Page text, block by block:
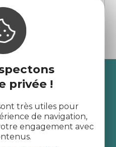
privée !
très utiles pour
de navigation,
engagement avec
des